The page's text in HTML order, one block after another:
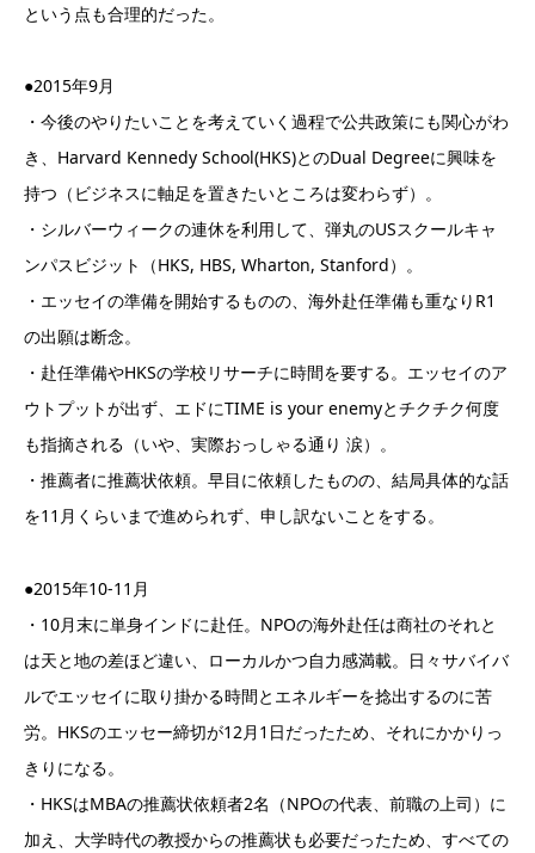
という点も合理的だった。
●2015年9月
・今後のやりたいことを考えていく過程で公共政策にも関心がわ
き、Harvard Kennedy School(HKS)とのDual Degreeに興味を
持つ（ビジネスに軸足を置きたいところは変わらず）。
・シルバーウィークの連休を利用して、弾丸のUSスクールキャ
ンパスビジット（HKS, HBS, Wharton, Stanford）。
・エッセイの準備を開始するものの、海外赴任準備も重なりR1
の出願は断念。
・赴任準備やHKSの学校リサーチに時間を要する。エッセイのア
ウトプットが出ず、エドにTIME is your enemyとチクチク何度
も指摘される（いや、実際おっしゃる通り 涙）。
・推薦者に推薦状依頼。早目に依頼したものの、結局具体的な話
を11月くらいまで進められず、申し訳ないことをする。
●2015年10-11月
・10月末に単身インドに赴任。NPOの海外赴任は商社のそれと
は天と地の差ほど違い、ローカルかつ自力感満載。日々サバイバ
ルでエッセイに取り掛かる時間とエネルギーを捻出するのに苦
労。HKSのエッセー締切が12月1日だったため、それにかかりっ
きりになる。
・HKSはMBAの推薦状依頼者2名（NPOの代表、前職の上司）に
加え、大学時代の教授からの推薦状も必要だったため、すべての